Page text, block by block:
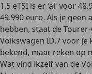
1.5 eTSI is er 'al' voor
49.990 euro. Als je
hebben, staat de
Volkswagen ID.7 voor je
bekend, maar reken op
Wat vind ikzelf van de